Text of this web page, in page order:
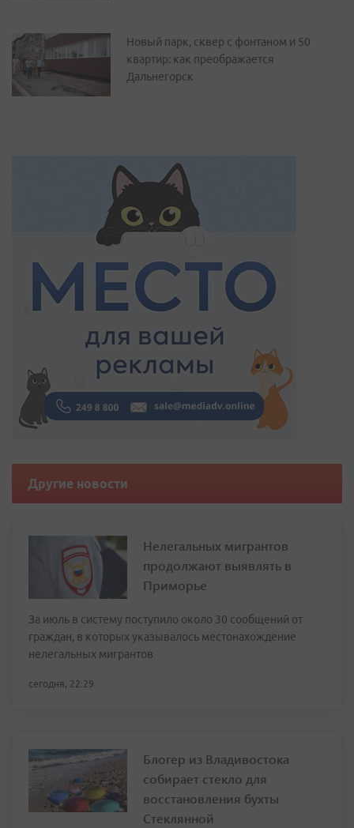
Новый парк, сквер с фонтаном и 50
квартир: как преображается
Дальнегорск
Другие новости
Нелегальных мигрантов
продолжают выявлять в
Приморье
За июль в систему поступило около 30 сообщений от
граждан, в которых указывалось местонахождение
нелегальных мигрантов
сегодня, 22:29
Блогер из Владивостока
собирает стекло для
восстановления бухты
Стеклянной